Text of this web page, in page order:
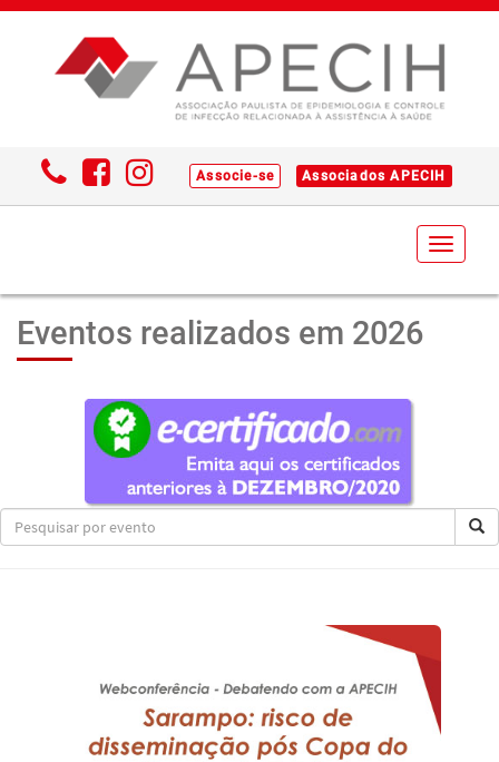
Associe-se Associados APECIH
Toggle
Eventos realizados em 2026